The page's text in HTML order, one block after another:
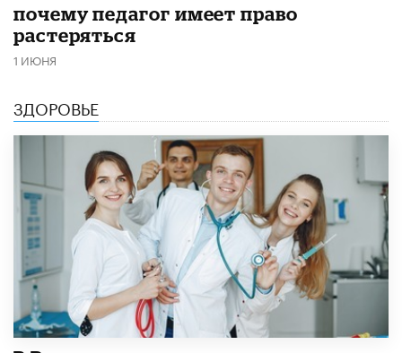
почему педагог имеет право
растеряться
1 ИЮНЯ
ЗДОРОВЬЕ